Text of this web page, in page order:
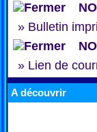
» Bulletin
» Lien de
A découvrir